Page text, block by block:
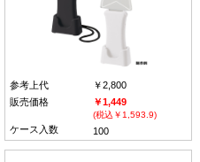
参考上代
￥2,800
販売価格
￥1,449
(税込￥1,593.9)
ケース入数 100